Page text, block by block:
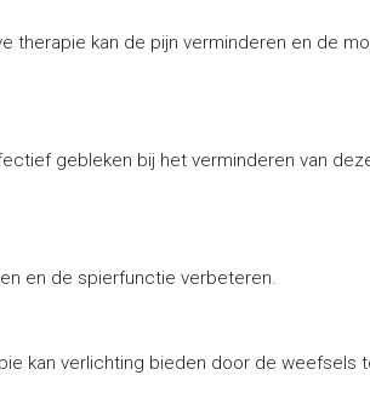
therapie kan de pijn verminderen en de
gebleken bij het verminderen van
en de spierfunctie verbeteren.
kan verlichting bieden door de